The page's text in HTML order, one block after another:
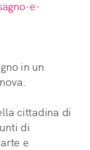
e-
in un
cittadina di
di
e